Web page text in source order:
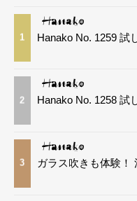
1 Hanako No. 1259 試
2 Hanako No. 1258 試
3 ガラス吹きも体験！